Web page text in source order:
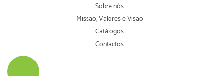
Sobre nós
Missão, Valores e Visão
Catálogos
Contactos